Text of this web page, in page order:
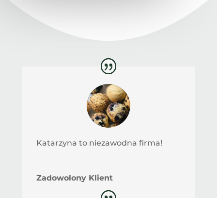
Katarzyna to niezawodna firma!
Zadowolony Klient